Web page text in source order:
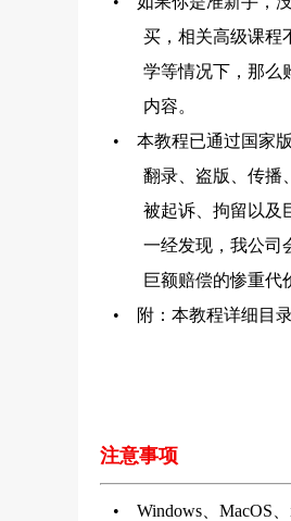
买，相关高级课程
学等情况下，那么
内容。
• 本教程已通过国家版
翻录、盗版、传播
被起诉、拘留以及
一经发现，我公司
巨额赔偿的惨重代
• 附：本教程详细目录
注意事项
• Windows、MacOS、